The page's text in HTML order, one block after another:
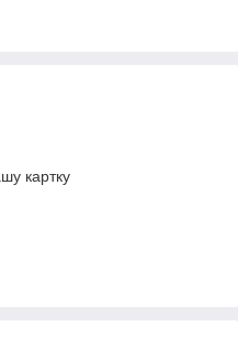
картку